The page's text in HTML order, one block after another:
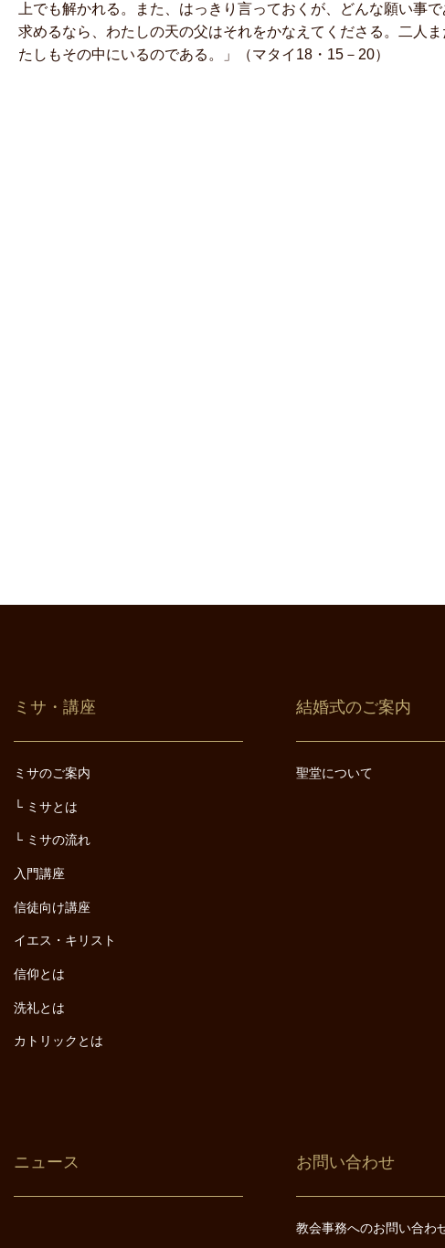
上でも解かれる。また、はっきり言っておくが、どんな願い事
求めるなら、わたしの天の父はそれをかなえてくださる。二人
たしもその中にいるのである。」（マタイ18・15－20）
ミサ・講座
ミサのご案内
ミサとは
ミサの流れ
入門講座
信徒向け講座
イエス・キリスト
信仰とは
洗礼とは
カトリックとは
結婚式のご案内
聖堂について
ニュース お問い合わせ
教会事務へのお問い合わ